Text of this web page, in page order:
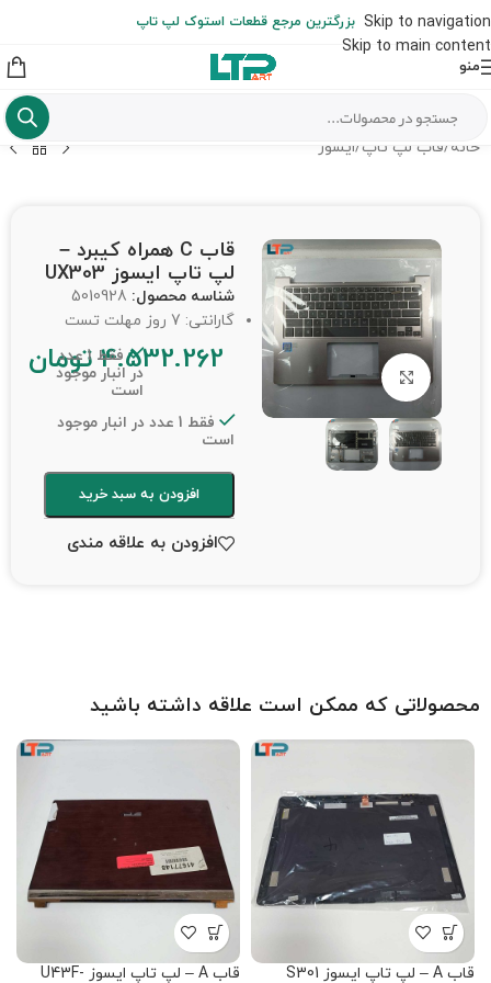
Skip to navigation
Skip to main content
از شهرستان به عهده مشتری است)
بزرگترین مرجع قطعات استوک لپ تاپ
منو
خانه /قاب لپ تاپ/ایسوز
برای بزرگنمایی کلیک کنید
قاب C همراه کیبرد –
لپ تاپ ایسوز UX303
شناسه محصول: 5010928
گارانتی: 7 روز مهلت تست
4.532.262 تومان
فقط 1 عدد
در انبار موجود
است
فقط 1 عدد در انبار موجود
است
افزودن به سبد خرید
افزودن به علاقه مندی
محصولاتی که ممکن است علاقه داشته باشید
قاب A – لپ تاپ ایسوز S301
قاب A – لپ تاپ ایسوز U43F-